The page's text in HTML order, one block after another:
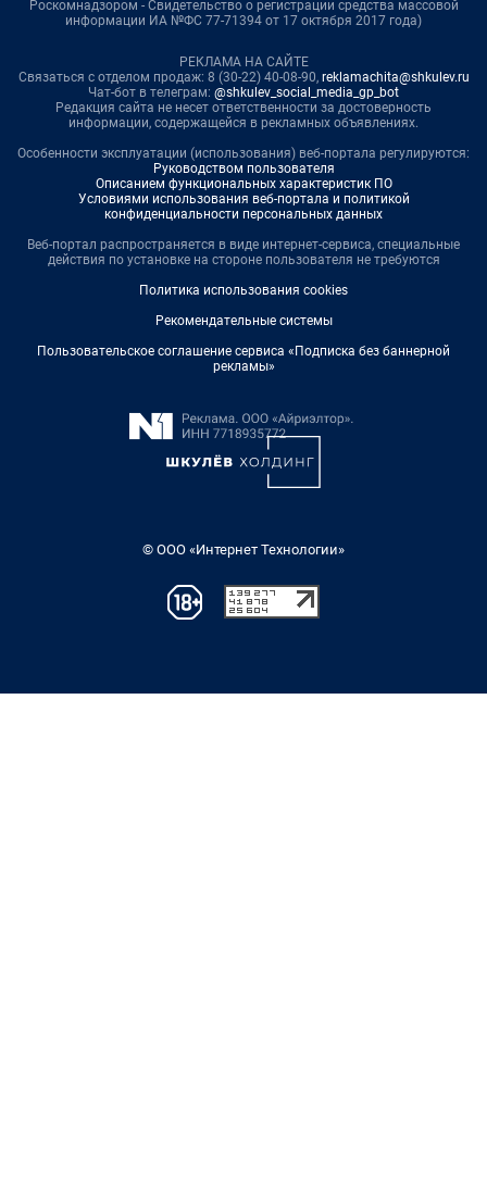
Роскомнадзором - Свидетельство о регистрации средства массовой
информации ИА №ФС 77-71394 от 17 октября 2017 года)
РЕКЛАМА НА САЙТЕ
Связаться с отделом продаж: 8 (30-22) 40-08-90, reklamachita@shkulev.ru
Чат-бот в телеграм: @shkulev_social_media_gp_bot
Редакция сайта не несет ответственности за достоверность
информации, содержащейся в рекламных объявлениях.
Особенности эксплуатации (использования) веб-портала регулируются:
Руководством пользователя
Описанием функциональных характеристик ПО
Условиями использования веб-портала и политикой
конфиденциальности персональных данных
Веб-портал распространяется в виде интернет-сервиса, специальные
действия по установке на стороне пользователя не требуются
Политика использования cookies
Рекомендательные системы
Пользовательское соглашение сервиса «Подписка без баннерной
рекламы»
© ООО «Интернет Технологии»